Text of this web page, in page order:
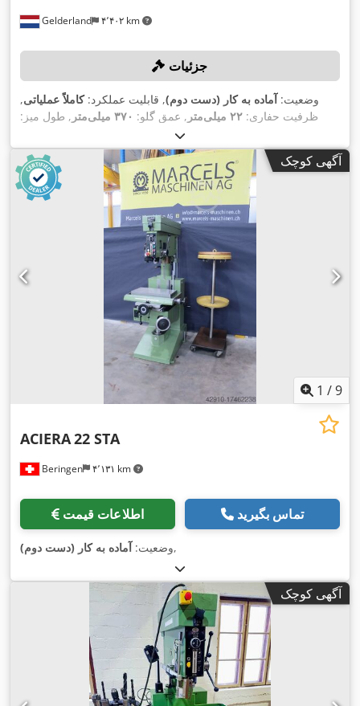
Gelderland ۴٬۴۰۲ km
جزئیات
وضعیت:آماده به کار (دست دوم), قابلیت عملکرد:کاملاً عملیاتی,
ظرفیت حفاری: ۲۲ میلی‌متر , عمق گلو: ۳۷۰ میلی‌متر
, طول میز:
۱۲۰ میلی‌متر
۳٬۶۰۰ دور/دقیقه,
آگهی کوچک
1 /9
Beringen ۴٬۱۳۱ km
ACIERA22 STA
اطلاعات قیمت تماس بگیرید
وضعیت:آماده به کار (دست دوم) ,
آگهی کوچک